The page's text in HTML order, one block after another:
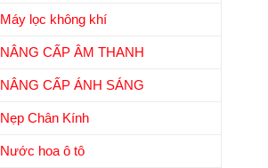
Máy lọc không khí
NÂNG CẤP ÂM THANH
NÂNG CẤP ÁNH SÁNG
Nẹp Chân Kính
Nước hoa ô tô